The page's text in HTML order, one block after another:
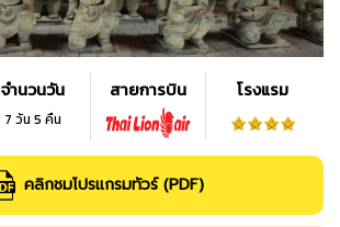
จำนวนวัน
7 วัน 5 คืน
สายการบิน โรงแรม
คลิกชมโปรแกรมทัวร์ (PDF)